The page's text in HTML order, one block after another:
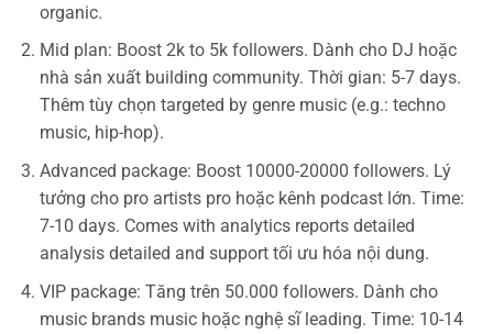
organic.
Mid plan: Boost 2k to 5k followers. Dành cho DJ hoặc
nhà sản xuất building community. Thời gian: 5-7 days.
Thêm tùy chọn targeted by genre music (e.g.: techno
music, hip-hop).
Advanced package: Boost 10000-20000 followers. Lý
tưởng cho pro artists pro hoặc kênh podcast lớn. Time:
7-10 days. Comes with analytics reports detailed
analysis detailed and support tối ưu hóa nội dung.
VIP package: Tăng trên 50.000 followers. Dành cho
music brands music hoặc nghệ sĩ leading. Time: 10-14